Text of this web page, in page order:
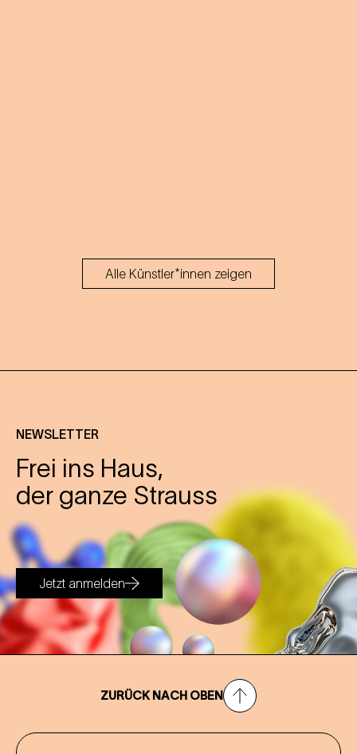
Alle Künstler*innen zeigen
NEWSLETTER
Frei ins Haus,
der ganze Strauss
Jetzt anmelden
ZURÜCK NACH OBEN